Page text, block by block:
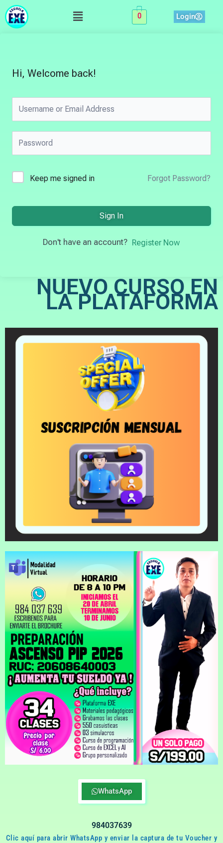
Skip
to
Menu 0 Login
Hi, Welcome back!
Keep me signed in Forgot Password?
Sign In
Don't have an account? Register Now
NUEVO CURSO EN
LA PLATAFORMA
WhatsApp
984037639
Clic aquí para abrir WhatsApp y enviar la captura de tu Voucher y